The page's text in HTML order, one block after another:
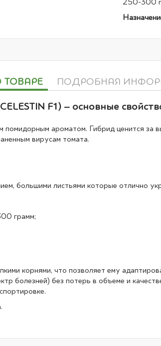
250-300
ТОВАРЕ
F1) – основные
помидорным ароматом. Гибрид ценится
вирусам томата.
большими листьями которые отлично
грамм;
корнями, что позволяет ему
болезней) без потерь в объеме и
ПОДРОБНАЯ